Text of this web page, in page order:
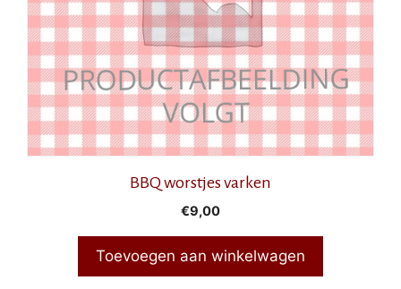
BBQ worstjes varken
€9,00
Toevoegen aan winkelwagen